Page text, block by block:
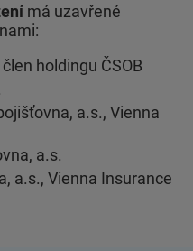
má uzavřené
holdingu ČSOB
a.s., Vienna
a.s.
a.s., Vienna Insurance